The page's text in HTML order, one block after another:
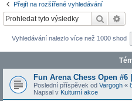
Přejít na rozšířené vyhledávání
Hledat
Vyhledávání nalezlo více než 1000 shod
Fun Arena Chess Open #6
Poslední příspěvek od Vargogh «
Napsal v Kulturní akce